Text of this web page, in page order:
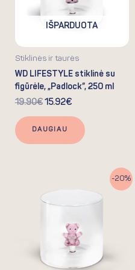
IŠPARDUOTA
Stiklinės ir taurės
WD LIFESTYLE stiklinė su
figūrėle, „Padlock”, 250 ml
19.90€ 15.92€
DAUGIAU
-20%
19.90€.15.92€.